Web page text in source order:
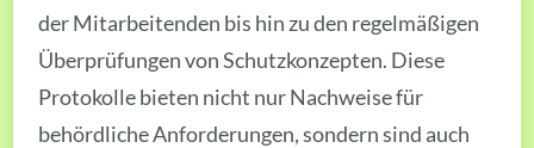
der Mitarbeitenden bis hin zu den regelmäßigen
Überprüfungen von Schutzkonzepten. Diese
Protokolle bieten nicht nur Nachweise für
behördliche Anforderungen, sondern sind auch